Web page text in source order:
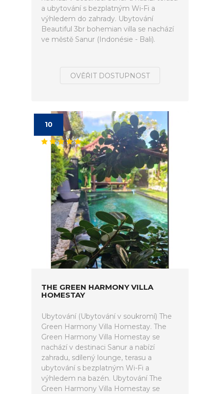
a ubytování s bezplatným Wi-Fi a
výhledem do zahrady. Ubytování
Beautiful 3br bohemian villa se nachází
ve městě Sanur (Indonésie - Bali).
OVĚŘIT DOSTUPNOST
10
THE GREEN HARMONY VILLA
HOMESTAY
Ubytování (Ubytování v soukromí) The
Green Harmony Villa Homestay. The
Green Harmony Villa Homestay se
nachází v destinaci Sanur a nabízí
zahradu, sdílený lounge, terasu a
ubytování s bezplatným Wi-Fi a
výhledem na bazén. Ubytování The
Green Harmony Villa Homestay se